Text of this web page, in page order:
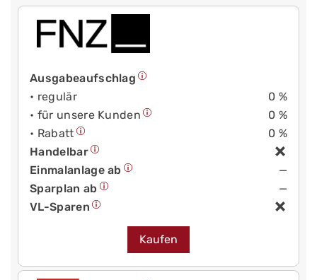
Ausgabeaufschlag
• regulär
0 %
• für unsere Kunden
0 %
• Rabatt
0 %
Handelbar
Einmalanlage ab
—
Sparplan ab
—
VL-Sparen
Kaufen